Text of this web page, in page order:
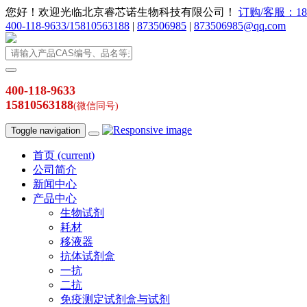
您好！欢迎光临北京睿芯诺生物科技有限公司！ 订购/客服：
400-118-9633/15810563188 | 873506985 | 873506985@qq.com
400-118-9633
15810563188(微信同号)
Toggle navigation
首页 (current)
公司简介
新闻中心
产品中心
生物试剂
耗材
移液器
抗体试剂盒
一抗
二抗
免疫测定试剂盒与试剂